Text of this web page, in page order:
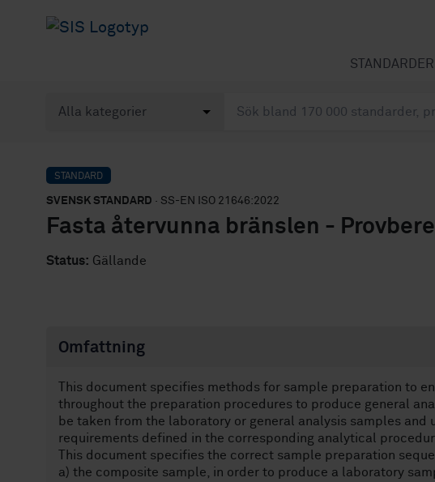
STANDARDER
STANDARD
SVENSK STANDARD · SS-EN ISO 21646:2022
Fasta återvunna bränslen -
Status: Gällande
Omfattning
This document specifies methods for sample preparation to
throughout the preparation procedures to produce general
be taken from the laboratory or general analysis samples
requirements defined in the corresponding analytical
This document specifies the correct sample preparation
a) the composite sample, in order to produce a laboratory